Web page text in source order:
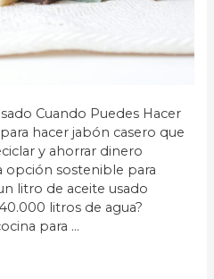
Cuando Puedes Hacer
hacer jabón casero que
y ahorrar dinero
opción sostenible para
litro de aceite usado
litros de agua?
para …